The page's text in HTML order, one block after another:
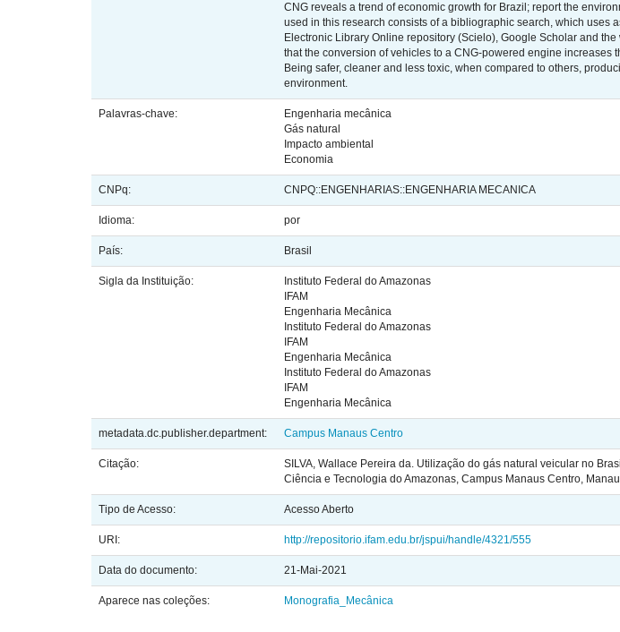
CNG reveals a trend of economic growth for Brazil; report the
used in this research consists of a bibliographic search, which uses
Electronic Library Online repository (Scielo), Google Scholar and
that the conversion of vehicles to a CNG-powered engine
Being safer, cleaner and less toxic, when compared to others,
environment.
Palavras-chave:
Engenharia mecânica
Gás natural
Impacto ambiental
Economia
CNPq: CNPQ::ENGENHARIAS::ENGENHARIA MECANICA
Idioma: por
País: Brasil
Sigla da Instituição:
Instituto Federal do Amazonas
IFAM
Engenharia Mecânica
Instituto Federal do Amazonas
IFAM
Engenharia Mecânica
Instituto Federal do Amazonas
IFAM
Engenharia Mecânica
metadata.dc.publisher.department: Campus Manaus Centro
Citação:
SILVA, Wallace Pereira da. Utilização do gás natural veicular no
Ciência e Tecnologia do Amazonas, Campus Manaus Centro,
Tipo de Acesso: Acesso Aberto
URI: http://repositorio.ifam.edu.br/jspui/handle/4321/555
Data do documento: 21-Mai-2021
Aparece nas coleções: Monografia_Mecânica